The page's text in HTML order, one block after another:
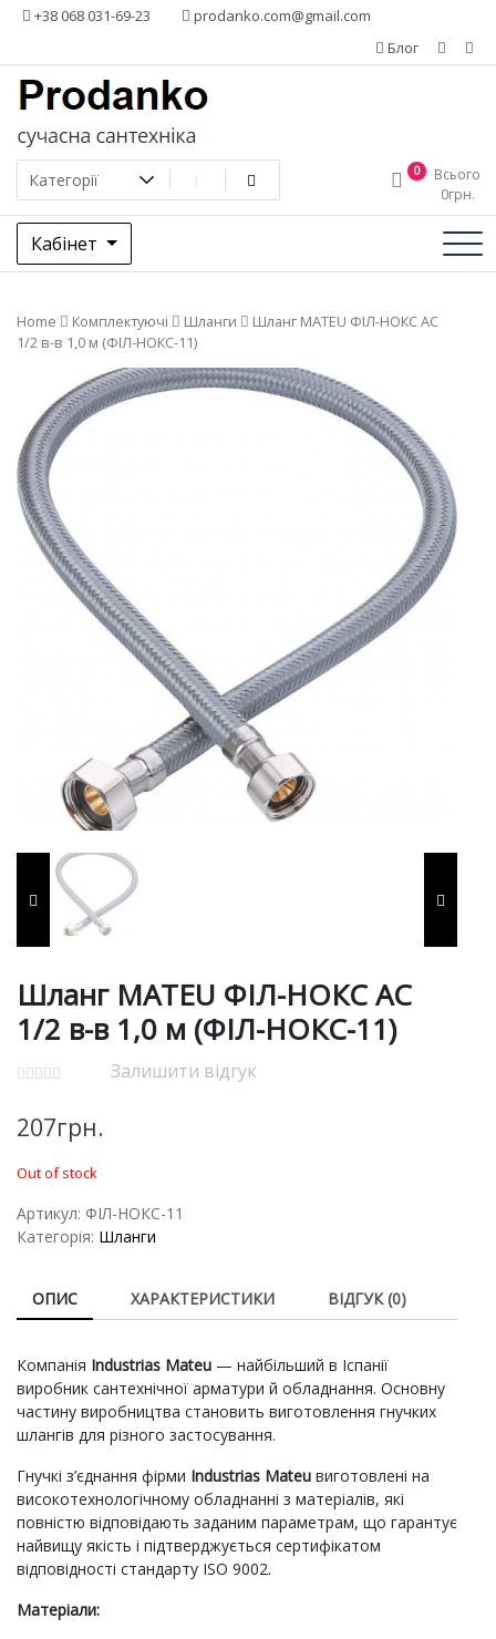
Додати+38 068 031-69-23
prodanko.com@gmail.com
Блог
0
Всього
0грн.
Кабінет
Home Комплектуючі Шланги
Шланг MATEU ФІЛ-НОКС AC
1/2 в-в 1,0 м (ФІЛ-НОКС-11)
Шланг MATEU ФІЛ-НОКС AC
1/2 в-в 1,0 м (ФІЛ-НОКС-11)
Залишити відгук
207грн.
Out of stock
Артикул: ФІЛ-НОКС-11
Категорія: Шланги
ОПИС ХАРАКТЕРИСТИКИ ВІДГУК (0)
Компанія Industrias Mateu — найбільший в Іспанії
виробник сантехнічної арматури й обладнання. Основну
частину виробництва становить виготовлення гнучких
шлангів для різного застосування.
Гнучкі з’єднання фірми Industrias Mateu виготовлені на
високотехнологічному обладнанні з матеріалів, які
повністю відповідають заданим параметрам, що гарантує
найвищу якість і підтверджується сертифікатом
відповідності стандарту ISO 9002.
Матеріали: